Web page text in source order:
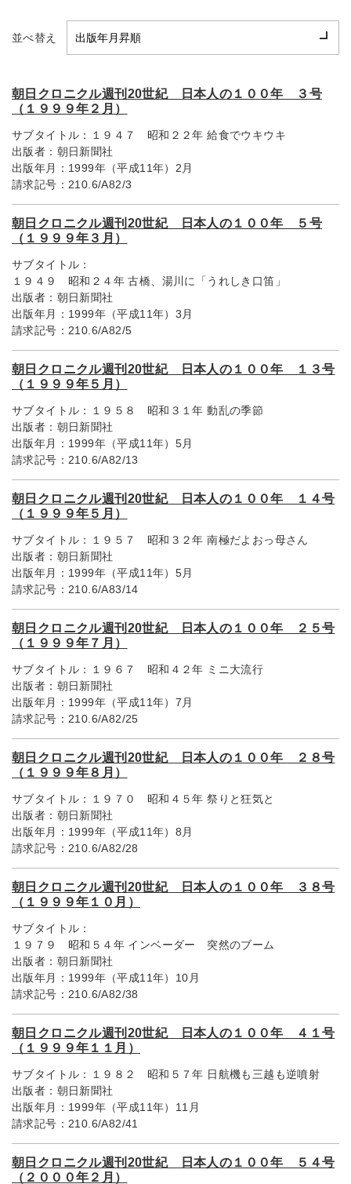
並べ替え
朝日クロニクル週刊20世紀 日本人の１００年 ３号
（１９９９年２月）
サブタイトル：
１９４７ 昭和２２年 給食でウキウキ
出版者： 朝日新聞社
出版年月： 1999年（平成11年）2月
請求記号： 210.6/A82/3
朝日クロニクル週刊20世紀 日本人の１００年 ５号
（１９９９年３月）
サブタイトル：
１９４９ 昭和２４年 古橋、湯川に「うれしき口笛」
出版者： 朝日新聞社
出版年月： 1999年（平成11年）3月
請求記号： 210.6/A82/5
朝日クロニクル週刊20世紀 日本人の１００年 １３号
（１９９９年５月）
サブタイトル：
１９５８ 昭和３１年 動乱の季節
出版者： 朝日新聞社
出版年月： 1999年（平成11年）5月
請求記号： 210.6/A82/13
朝日クロニクル週刊20世紀 日本人の１００年 １４号
（１９９９年５月）
サブタイトル：
１９５７ 昭和３２年 南極だよおっ母さん
出版者： 朝日新聞社
出版年月： 1999年（平成11年）5月
請求記号： 210.6/A83/14
朝日クロニクル週刊20世紀 日本人の１００年 ２５号
（１９９９年７月）
サブタイトル：
１９６７ 昭和４２年 ミニ大流行
出版者： 朝日新聞社
出版年月： 1999年（平成11年）7月
請求記号： 210.6/A82/25
朝日クロニクル週刊20世紀 日本人の１００年 ２８号
（１９９９年８月）
サブタイトル：
１９７０ 昭和４５年 祭りと狂気と
出版者： 朝日新聞社
出版年月： 1999年（平成11年）8月
請求記号： 210.6/A82/28
朝日クロニクル週刊20世紀 日本人の１００年 ３８号
（１９９９年１０月）
サブタイトル：
１９７９ 昭和５４年 インベーダー 突然のブーム
出版者： 朝日新聞社
出版年月： 1999年（平成11年）10月
請求記号： 210.6/A82/38
朝日クロニクル週刊20世紀 日本人の１００年 ４１号
（１９９９年１１月）
サブタイトル：
１９８２ 昭和５７年 日航機も三越も逆噴射
出版者： 朝日新聞社
出版年月： 1999年（平成11年）11月
請求記号： 210.6/A82/41
朝日クロニクル週刊20世紀 日本人の１００年 ５４号
（２０００年２月）